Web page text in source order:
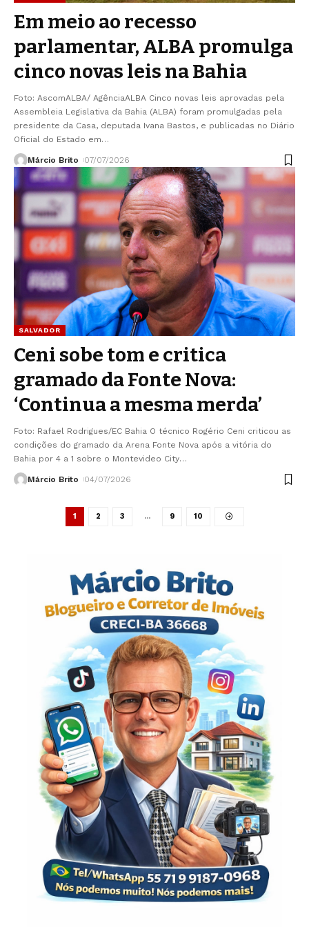
Em meio ao recesso
parlamentar, ALBA promulga
cinco novas leis na Bahia
Foto: AscomALBA/ AgênciaALBA Cinco novas leis aprovadas pela
Assembleia Legislativa da Bahia (ALBA) foram promulgadas pela
presidente da Casa, deputada Ivana Bastos, e publicadas no Diário
Oficial do Estado em…
Márcio Brito 07/07/2026
SALVADOR
Ceni sobe tom e critica
gramado da Fonte Nova:
‘Continua a mesma merda’
Foto: Rafael Rodrigues/EC Bahia O técnico Rogério Ceni criticou as
condições do gramado da Arena Fonte Nova após a vitória do
Bahia por 4 a 1 sobre o Montevideo City…
Márcio Brito 04/07/2026
1 2 3 … 9 10